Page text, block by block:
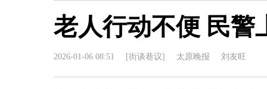
老人行动不便 民警
2026-01-06 08:51 [街谈巷议] 太原晚报 刘友旺